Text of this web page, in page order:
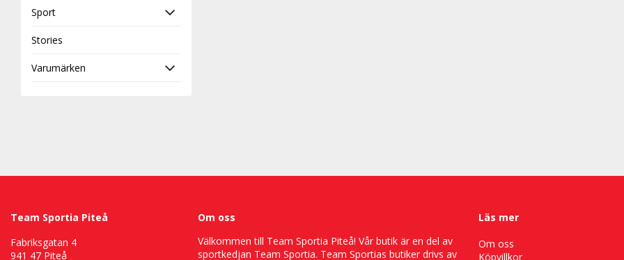
Sport
Stories
Varumärken
Team Sportia Piteå
Fabriksgatan 4
941 47 Piteå
Om oss
Välkommen till Team Sportia Piteå! Vår butik är en del av
sportkedjan Team Sportia. Team Sportias butiker drivs av
Läs mer
Om oss
Köpvillkor